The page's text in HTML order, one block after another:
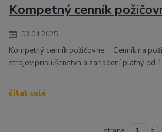
Kompetný cenník
03.04.2025
Kompetný cenník požičovne Cenník na
strojov,príslušenstva a zariadení platný od
...
čítať celé